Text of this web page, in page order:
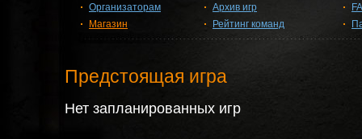
Организаторам
Магазин
Архив игр
Рейтинг команд
Предстоящая игра
Нет запланированных игр